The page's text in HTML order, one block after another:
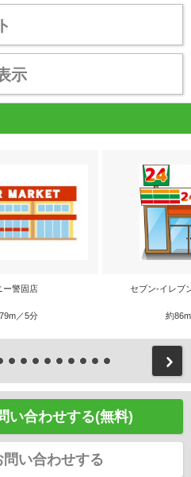
示
ー警固店
／5分
セブン‐イレブ
約
い合わせする(無料)
問い合わせする